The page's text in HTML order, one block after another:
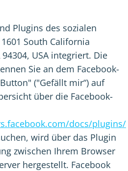
Plugins des sozialen
South California
USA integriert. Die
Sie an dem Facebook-
("Gefällt mir“) auf
über die Facebook-
docs/plugins/
wird über das Plugin
zwischen Ihrem Browser
hergestellt. Facebook